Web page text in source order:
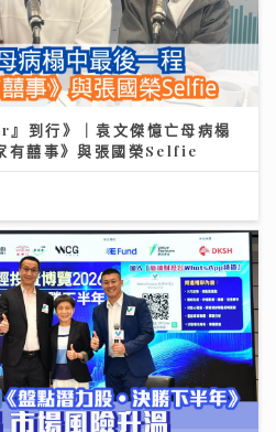
到行》｜袁文傑憶亡母病榻
有囍事》與張國榮Selfie